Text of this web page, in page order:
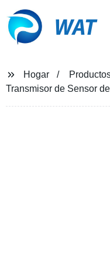
WAT
Hogar
Transmisor de Sensor